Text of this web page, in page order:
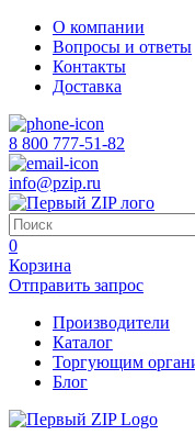
О компании
Вопросы и ответы
Контакты
Доставка
8 800 777-51-82
info@pzip.ru
0
Корзина
Отправить запрос
Производители
Каталог
Торгующим
Блог